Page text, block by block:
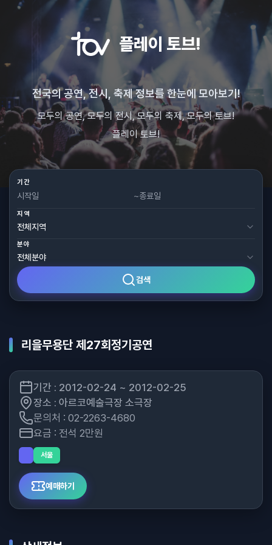
플레이 토브!
전국의 공연, 전시, 축제 정보를 한눈에 모아보기!
모두의 공연, 모두의 전시, 모두의 축제, 모두의 토브!
플레이 토브!
기간
~
지역
분야
검색
리을무용단 제27회정기공연
기간 : 2012-02-24 ~ 2012-02-25
장소 : 아르코예술극장 소극장
문의처 : 02-2263-4680
요금 : 전석 2만원
서울
예매하기